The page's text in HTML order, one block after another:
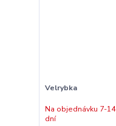
Velrybka
Na objednávku 7-14
dní